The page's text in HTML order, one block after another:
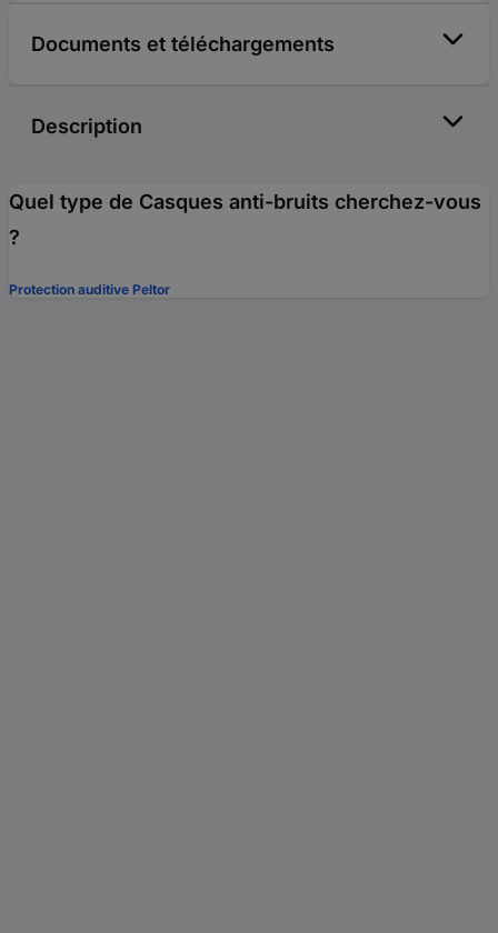
Documents et téléchargements
Description
Quel type de Casques anti-bruits cherchez-vous
?
Protection auditive Peltor